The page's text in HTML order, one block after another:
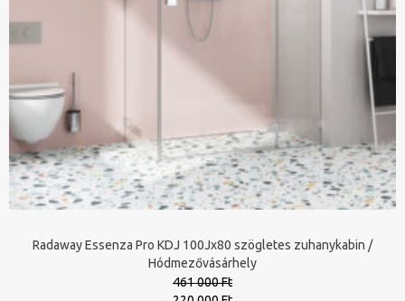
Radaway Essenza Pro KDJ 100Jx80 szögletes zuhanykabin /
Hódmezővásárhely
461 000 Ft